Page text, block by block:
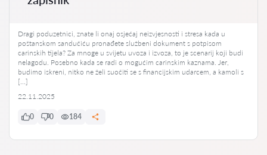
Dragi poduzetnici, znate li onaj osjećaj neizvjesnosti i stresa kada u
poštanskom sandučiću pronađete službeni dokument s potpisom
carinskih tijela? Za mnoge u svijetu uvoza i izvoza, to je scenarij koji budi
nelagodu. Posebno kada se radi o mogućim carinskim kaznama. Jer,
budimo iskreni, nitko ne želi suočiti se s financijskim udarcem, a kamoli s
[…]
22.11.2025
0 0 184